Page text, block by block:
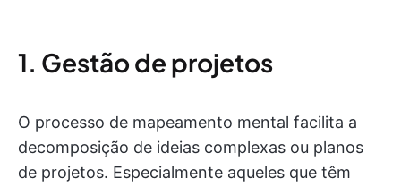
1. Gestão de projetos
O processo de mapeamento mental facilita a
decomposição de ideias complexas ou planos
de projetos. Especialmente aqueles que têm